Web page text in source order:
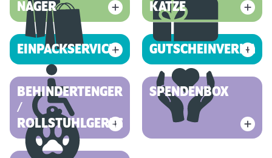
NAGER KATZE
EINPACKSERVICE GUTSCHEINVERKAUF
BEHINDERTENGERECHT
/
ROLLSTUHLGERECHT
SPENDENBOX